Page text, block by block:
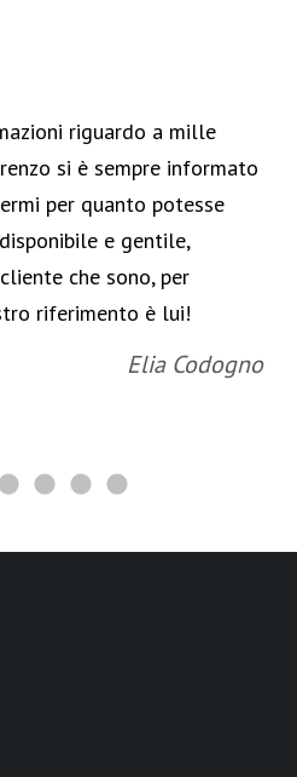
riguardo a mille
si è sempre informato
per quanto potesse
e gentile,
che sono, per
riferimento è lui!
Elia Codogno